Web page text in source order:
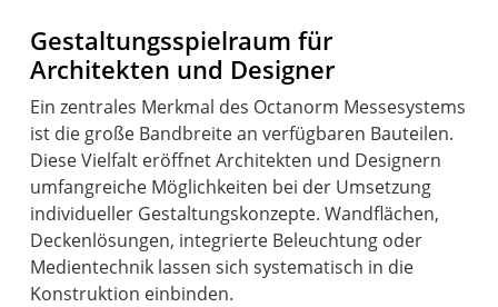
Gestaltungsspielraum für
Architekten und Designer
Ein zentrales Merkmal des Octanorm Messesystems
ist die große Bandbreite an verfügbaren Bauteilen.
Diese Vielfalt eröffnet Architekten und Designern
umfangreiche Möglichkeiten bei der Umsetzung
individueller Gestaltungskonzepte. Wandflächen,
Deckenlösungen, integrierte Beleuchtung oder
Medientechnik lassen sich systematisch in die
Konstruktion einbinden.